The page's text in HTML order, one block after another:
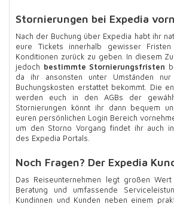
Stornierungen bei Expedia
Nach der Buchung über Expedia habt ihr
eure Tickets innerhalb gewisser
Konditionen zurück zu geben. In diesem
jedoch bestimmte Stornierungsfristen
da ihr ansonsten unter Umständen
Buchungskosten erstattet bekommt. Die
werden euch in den AGBs der
Stornierungen könnt ihr dann bequem
euren persönlichen Login Bereich
um den Storno Vorgang findet ihr auch
des Expedia Portals.
Noch Fragen? Der Expedia
Das Reiseunternehmen legt großen
Beratung und umfassende
Kundinnen und Kunden neben einem